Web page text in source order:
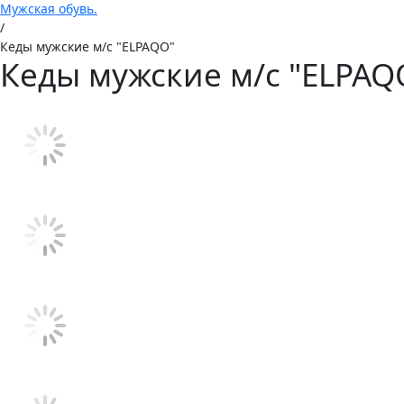
Мужская обувь.
/
Кеды мужские м/с "ELPAQO"
Кеды мужские м/с